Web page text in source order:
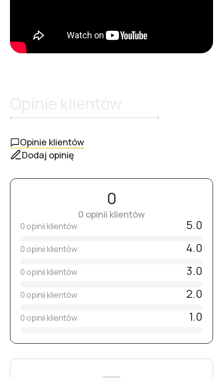
Opinie klientów
Dodaj opinię
0
0 opinii klientów
0 opinii klientów 5.0
0 opinii klientów 4.0
0 opinii klientów 3.0
0 opinii klientów 2.0
0 opinii klientów 1.0